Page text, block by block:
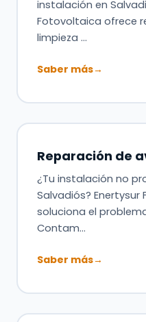
instalación en
Fotovoltaica ofrece
limpieza …
Saber más→
Reparación de
¿Tu instalación no
Salvadiós?
soluciona el
Contam…
Saber más→